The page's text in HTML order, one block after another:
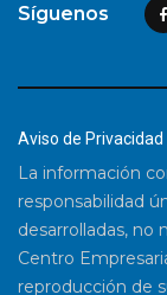
Síguenos
Aviso de Privacidad
La información
responsabilidad
desarrolladas, no
Centro
reproducción de